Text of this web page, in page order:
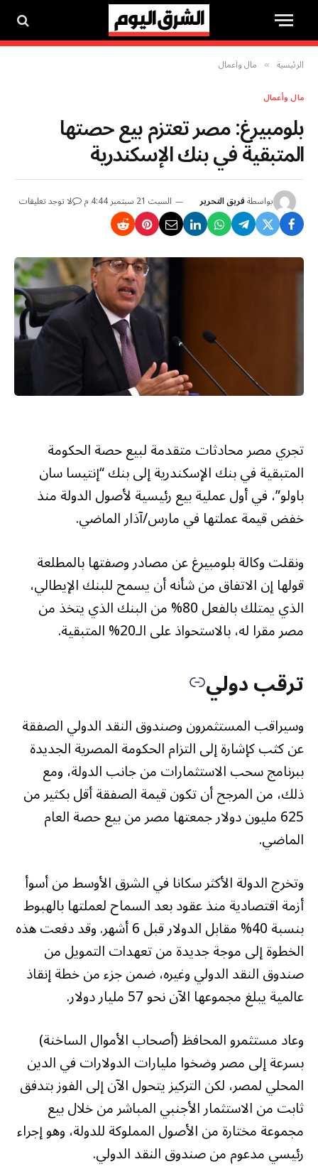
الرئيسية » مال وأعمال
مال وأعمال
بلومبيرغ: مصر تعتزم بيع حصتها
المتبقية في بنك الإسكندرية
بواسطةفريق التحرير السبت 21 سبتمبر 4:44 م لا توجد تعليقات
تجري مصر محادثات متقدمة لبيع حصة الحكومة
المتبقية في بنك الإسكندرية إلى بنك “إنتيسا سان
باولو”، في أول عملية بيع رئيسية لأصول الدولة منذ
خفض قيمة عملتها في مارس/آذار الماضي.
ونقلت وكالة بلومبيرغ عن مصادر وصفتها بالمطلعة
قولها إن الاتفاق من شأنه أن يسمح للبنك الإيطالي،
الذي يمتلك بالفعل 80% من البنك الذي يتخذ من
مصر مقرا له، بالاستحواذ على الـ20% المتبقية.
ترقب دولي
وسيراقب المستثمرون وصندوق النقد الدولي الصفقة
عن كثب كإشارة إلى التزام الحكومة المصرية الجديدة
ببرنامج سحب الاستثمارات من جانب الدولة، ومع
ذلك، من المرجح أن تكون قيمة الصفقة أقل بكثير من
625 مليون دولار جمعتها مصر من بيع حصة العام
الماضي.
وتخرج الدولة الأكثر سكانا في الشرق الأوسط من أسوأ
أزمة اقتصادية منذ عقود بعد السماح لعملتها بالهبوط
بنسبة 40% مقابل الدولار قبل 6 أشهر. وقد دفعت هذه
الخطوة إلى موجة جديدة من تعهدات التمويل من
صندوق النقد الدولي وغيره، ضمن جزء من خطة إنقاذ
عالمية يبلغ مجموعها الآن نحو 57 مليار دولار.
وعاد مستثمرو المحافظ (أصحاب الأموال الساخنة)
بسرعة إلى مصر وضخوا مليارات الدولارات في الدين
المحلي لمصر، لكن التركيز يتحول الآن إلى الفوز بتدفق
ثابت من الاستثمار الأجنبي المباشر من خلال بيع
مجموعة مختارة من الأصول المملوكة للدولة، وهو إجراء
رئيسي مدعوم من صندوق النقد الدولي.